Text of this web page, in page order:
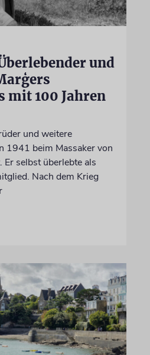
und
mit 100 Jahren
und weitere
1941 beim Massaker von
selbst überlebte als
Nach dem Krieg